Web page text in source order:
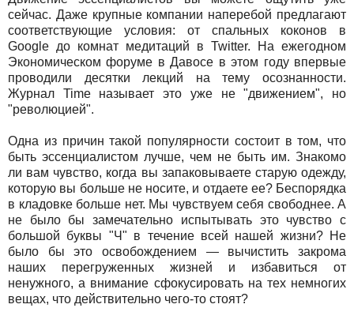
сейчас. Даже крупные компании наперебой предлагают
соответствующие условия: от спальных коконов в
Google до комнат медитаций в Twitter. На ежегодном
Экономическом форуме в Давосе в этом году впервые
проводили десятки лекций на тему осознанности.
Журнал Time называет это уже не "движением", но
"революцией".
Одна из причин такой популярности состоит в том, что
быть эссенциалистом лучше, чем не быть им. Знакомо
ли вам чувство, когда вы запаковываете старую одежду,
которую вы больше не носите, и отдаете ее? Беспорядка
в кладовке больше нет. Мы чувствуем себя свободнее. А
не было бы замечательно испытывать это чувство с
большой буквы "Ч" в течение всей нашей жизни? Не
было бы это освобождением — вычистить закрома
наших перегруженных жизней и избавиться от
ненужного, а внимание сфокусировать на тех немногих
вещах, что действительно чего-то стоят?